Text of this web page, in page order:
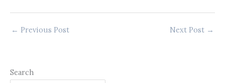
← Previous Post Next Post →
Search